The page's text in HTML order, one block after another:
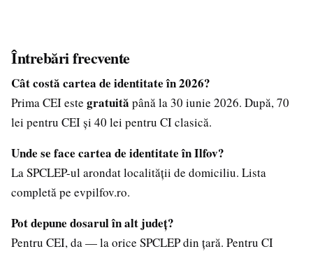
Întrebări frecvente
Cât costă cartea de identitate în 2026?
Prima CEI este gratuită până la 30 iunie 2026. După, 70
lei pentru CEI și 40 lei pentru CI clasică.
Unde se face cartea de identitate în Ilfov?
La SPCLEP-ul arondat localității de domiciliu. Lista
completă pe evpilfov.ro.
Pot depune dosarul în alt județ?
Pentru CEI, da — la orice SPCLEP din țară. Pentru CI